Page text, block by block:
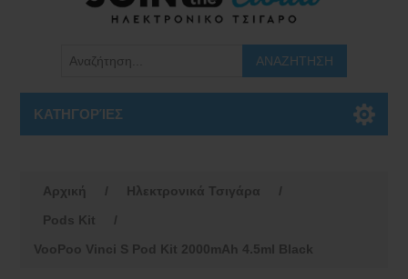
ΚΑΤΗΓΟΡΊΕΣ
Αρχική / Ηλεκτρονικά Τσιγάρα
/
Pods Kit
/
VooPoo Vinci S Pod Kit 2000mAh 4.5ml Black